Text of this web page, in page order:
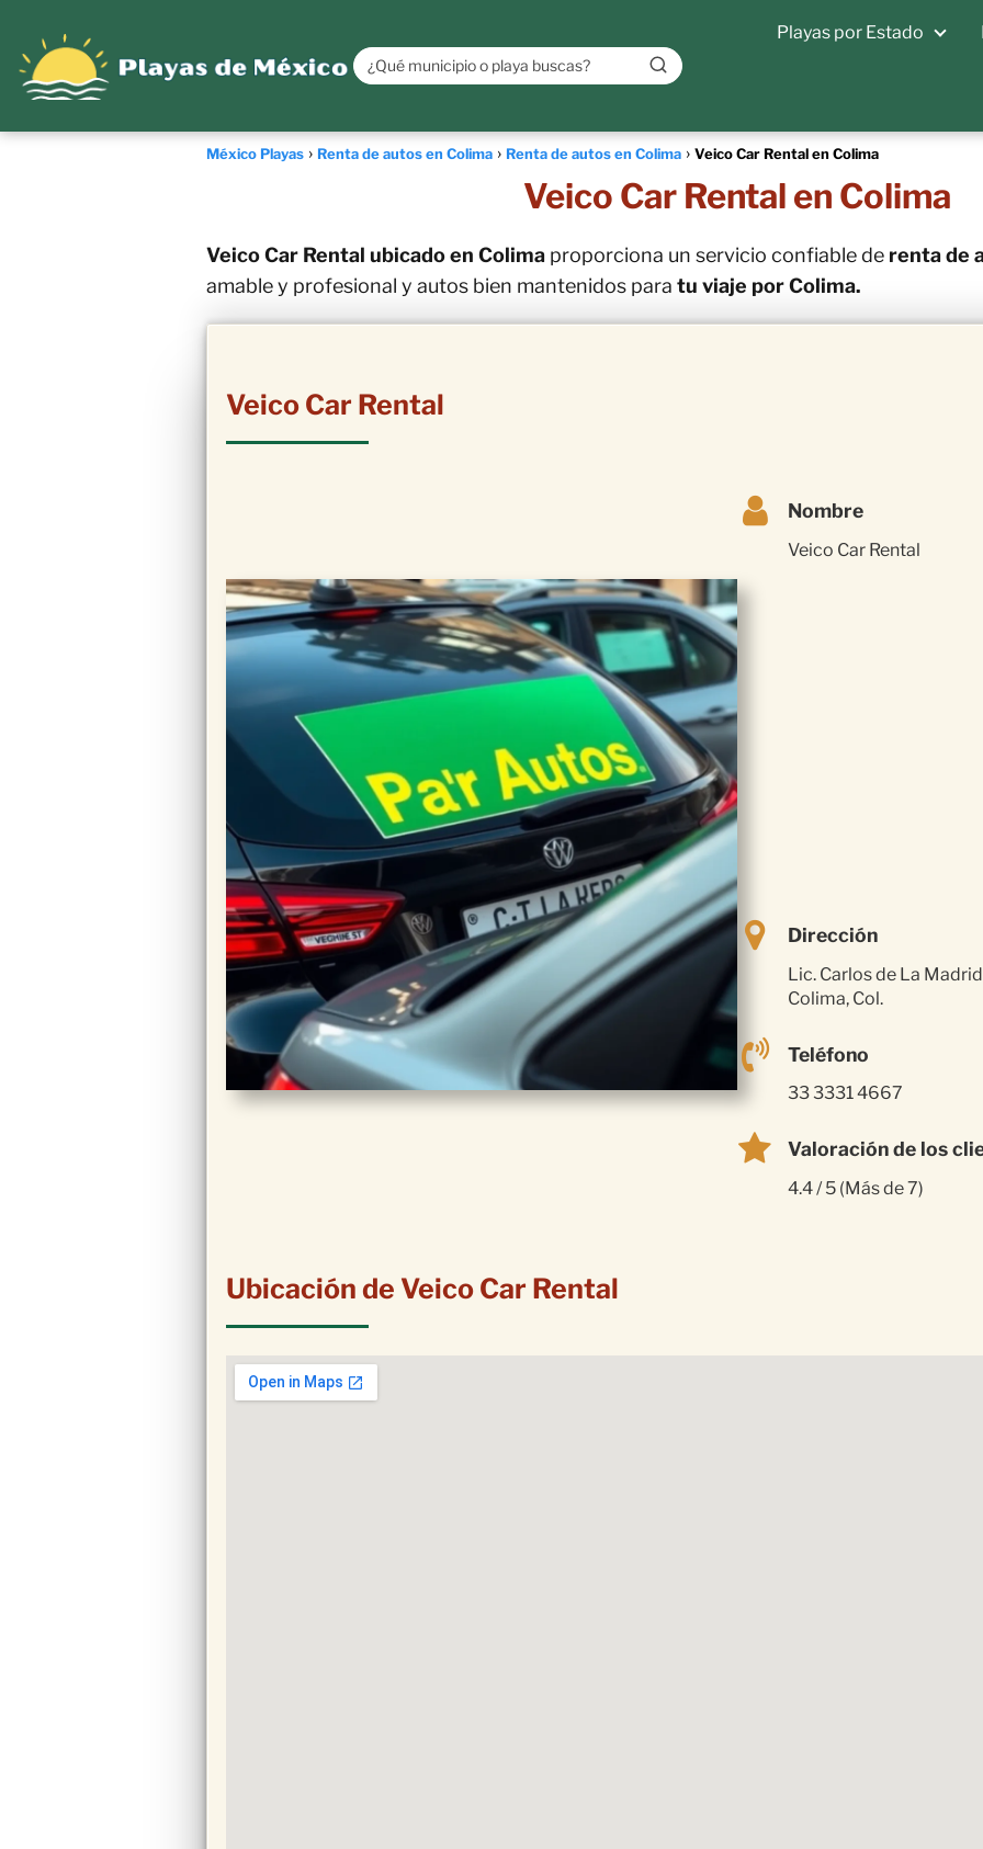
Playas por Estado
México Playas Renta de autos en Colima Renta de autos en Colima Veico Car Rental en Colima
Veico Car Rental en Colima
Veico Car Rental ubicado en Colima proporciona un servicio confiable de renta de
amable y profesional y autos bien mantenidos para tu viaje por Colima.
Veico Car Rental
Nombre
Veico Car Rental
Dirección
Lic. Carlos de La
Colima, Col.
Teléfono
33 3331 4667
Valoración de los
4.4 / 5 (Más de 7)
Ubicación de Veico Car Rental